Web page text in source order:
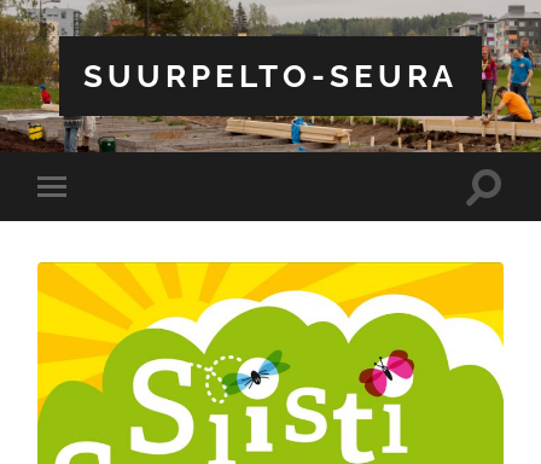
SUURPELTO-SEURA
Toggle
mobile
Toggle